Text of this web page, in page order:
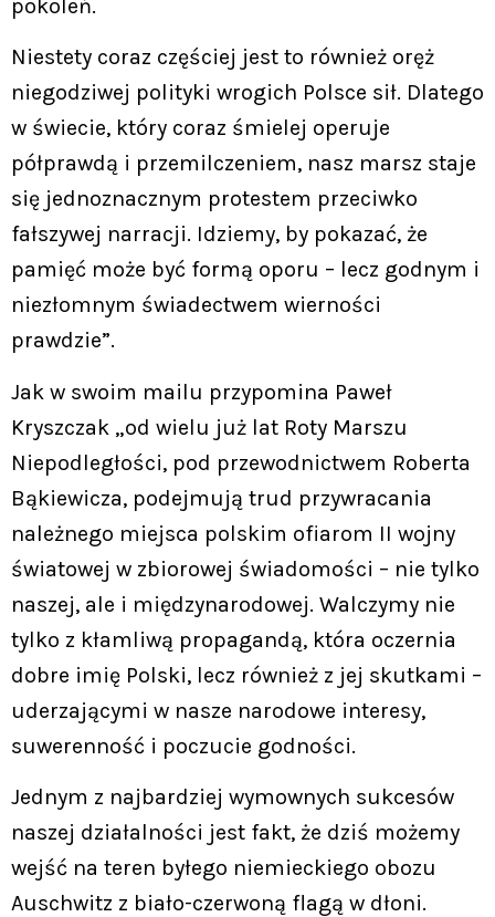
pokoleń.
Niestety coraz częściej jest to również oręż
niegodziwej polityki wrogich Polsce sił. Dlatego
w świecie, który coraz śmielej operuje
półprawdą i przemilczeniem, nasz marsz staje
się jednoznacznym protestem przeciwko
fałszywej narracji. Idziemy, by pokazać, że
pamięć może być formą oporu – lecz godnym i
niezłomnym świadectwem wierności
prawdzie”.
Jak w swoim mailu przypomina Paweł
Kryszczak „od wielu już lat Roty Marszu
Niepodległości, pod przewodnictwem Roberta
Bąkiewicza, podejmują trud przywracania
należnego miejsca polskim ofiarom II wojny
światowej w zbiorowej świadomości – nie tylko
naszej, ale i międzynarodowej. Walczymy nie
tylko z kłamliwą propagandą, która oczernia
dobre imię Polski, lecz również z jej skutkami –
uderzającymi w nasze narodowe interesy,
suwerenność i poczucie godności.
Jednym z najbardziej wymownych sukcesów
naszej działalności jest fakt, że dziś możemy
wejść na teren byłego niemieckiego obozu
Auschwitz z biało-czerwoną flagą w dłoni.